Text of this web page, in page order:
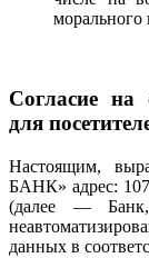
морального
Согласие на
для
Настоящим,
БАНК» адрес:
(далее — Банк,
данных в